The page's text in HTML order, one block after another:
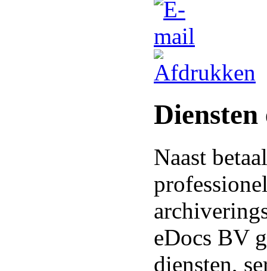
Diensten
Naast
eDocs BV
diensten,